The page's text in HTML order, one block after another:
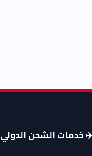
خدمات الشحن الدولي